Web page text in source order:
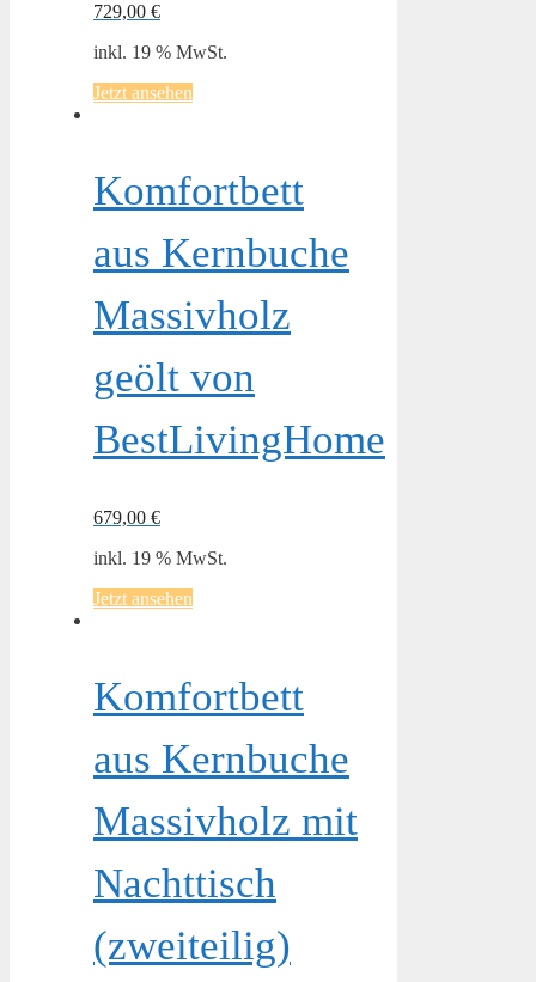
729,00 €
inkl. 19 % MwSt.
Jetzt ansehen
Komfortbett
aus Kernbuche
Massivholz
geölt von
BestLivingHome
679,00 €
inkl. 19 % MwSt.
Jetzt ansehen
Komfortbett
aus Kernbuche
Massivholz mit
Nachttisch
(zweiteilig)